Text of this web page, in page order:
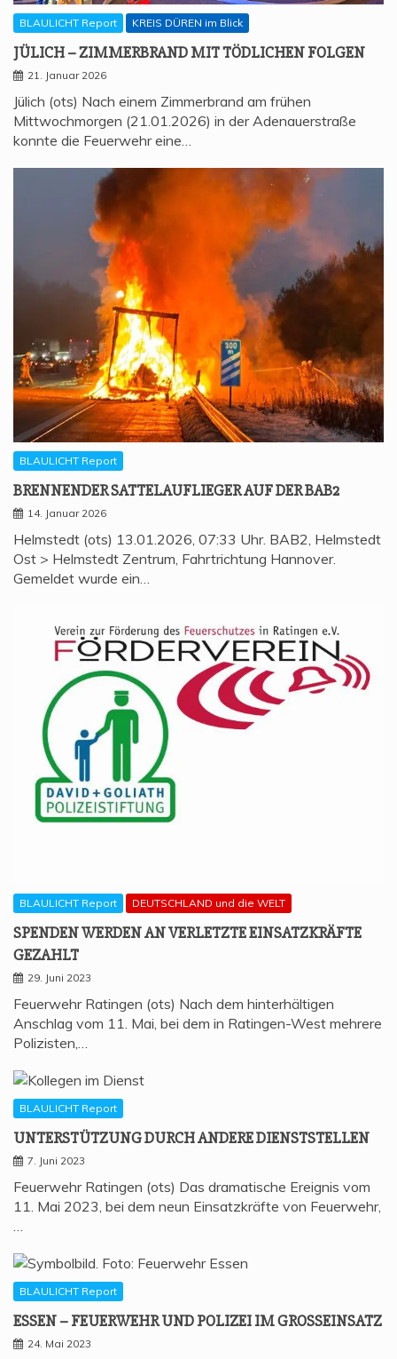
BLAULICHT Report KREIS DÜREN im Blick
JÜLICH – ZIM­MER­BRAND MIT TÖD­LI­CHEN FOLGEN
21. Januar 2026
Jülich (ots) Nach einem Zimmerbrand am frühen
Mittwochmorgen (21.01.2026) in der Adenauerstraße
konnte die Feuerwehr eine…
BLAULICHT Report
BREN­NEN­DER SAT­TEL­AUF­LIE­GER AUF DER BAB2
14. Januar 2026
Helmstedt (ots) 13.01.2026, 07:33 Uhr. BAB2, Helmstedt
Ost > Helmstedt Zentrum, Fahrtrichtung Hannover.
Gemeldet wurde ein…
BLAULICHT Report DEUTSCHLAND und die WELT
SPEN­DEN WER­DEN AN VER­LETZ­TE EIN­SATZ­KRÄF­TE
GEZAHLT
29. Juni 2023
Feuerwehr Ratingen (ots) Nach dem hinterhältigen
Anschlag vom 11. Mai, bei dem in Ratingen-West mehrere
Polizisten,…
BLAULICHT Report
UNTER­STÜT­ZUNG DURCH ANDE­RE DIENSTSTELLEN
7. Juni 2023
Feuerwehr Ratingen (ots) Das dramatische Ereignis vom
11. Mai 2023, bei dem neun Einsatzkräfte von Feuerwehr,
BLAULICHT Report
ESSEN – FEU­ER­WEHR UND POLI­ZEI IM GROSSEINSATZ
24. Mai 2023